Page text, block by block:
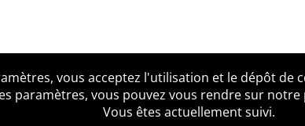
? Mentions légales Accessibilité
vous acceptez l'utilisation et le dépôt
paramètres, vous pouvez vous rendre sur
Vous êtes actuellement suivi.